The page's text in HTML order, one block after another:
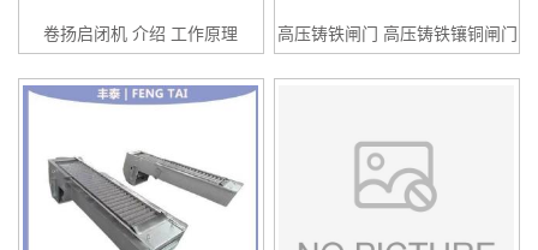
卷扬启闭机 介绍 工作原理 高压铸铁闸门 高压铸铁镶铜闸门